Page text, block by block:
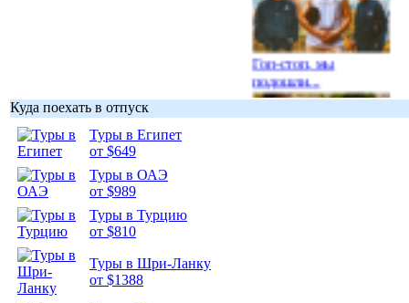
Гоп-стоп, мы
подошли...
Куда поехать в отпуск
Туры в Египет
от $649
Туры в ОАЭ
от $989
Туры в Турцию
от $810
Туры в Шри-Ланку
от $1388